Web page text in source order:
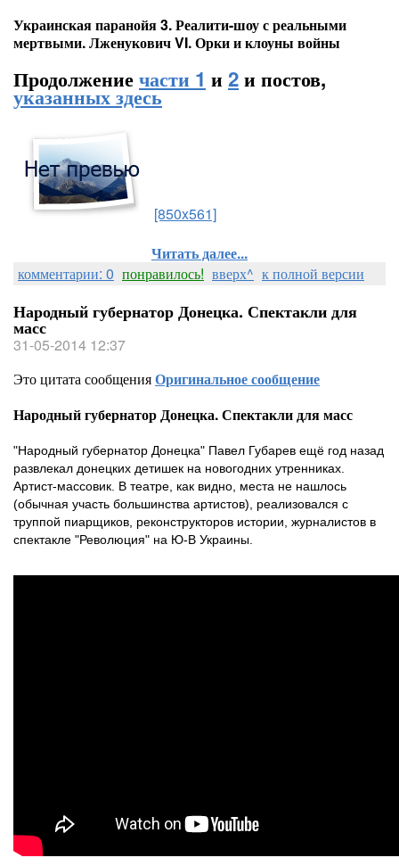
Украинская паранойя 3. Реалити-шоу с реальными
мертвыми. Лженукович VI. Орки и клоуны войны
Продолжениечасти 1 и 2и постов,
указанных здесь
[850x561]
Читать далее...
комментарии: 0 понравилось! вверх^ к полной версии
Народный губернатор Донецка. Спектакли для
масс
31-05-2014 12:37
Это цитата сообщенияОригинальное сообщение
Народный губернатор Донецка. Спектакли для масс
"Народный губернатор Донецка" Павел Губарев ещё год назад
развлекал донецких детишек на новогодних утренниках.
Артист-массовик. В театре, как видно, места не нашлось
(обычная участь большинства артистов), реализовался с
труппой пиарщиков, реконструкторов истории, журналистов в
спектакле "Революция" на Ю-В Украины.